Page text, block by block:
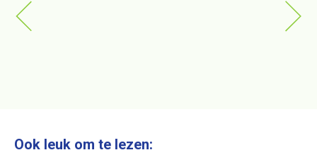
erg
Ook leuk om te lezen: